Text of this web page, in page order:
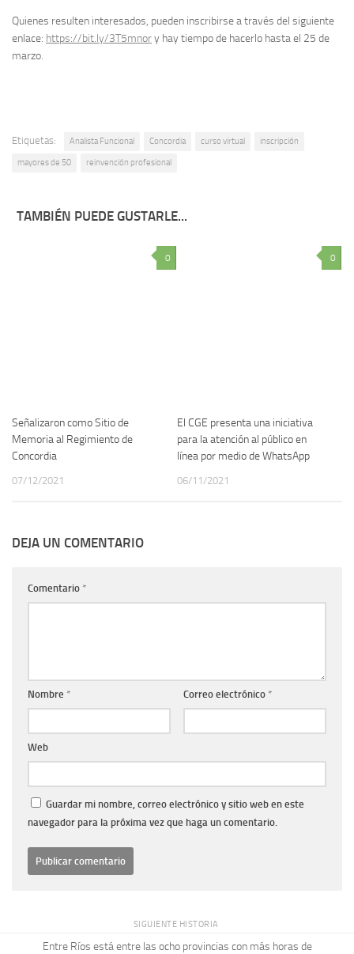
Quienes resulten interesados, pueden inscribirse a través del siguiente
enlace: https://bit.ly/3T5mnory hay tiempo de hacerlo hasta el 25 de
marzo.
Etiquetas: Analista Funcional Concordia curso virtual inscripción
mayores de 50 reinvención profesional
TAMBIÉN PUEDE GUSTARLE...
0
Señalizaron como Sitio de
Memoria al Regimiento de
Concordia
07/12/2021
0
El CGE presenta una iniciativa
para la atención al público en
línea por medio de WhatsApp
06/11/2021
DEJA UN COMENTARIO
Comentario *
Nombre * Correo electrónico *
Web
Guardar mi nombre, correo electrónico y sitio web en este
navegador para la próxima vez que haga un comentario.
SIGUIENTE HISTORIA
Entre Ríos está entre las ocho provincias con más horas de